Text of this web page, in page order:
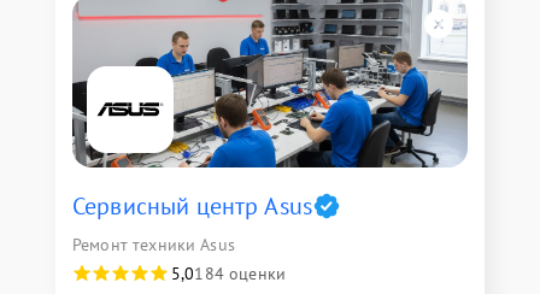
Сервисный центр Asus
Ремонт техники Asus
5,0184 оценки